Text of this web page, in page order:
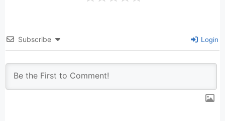
Subscribe Login